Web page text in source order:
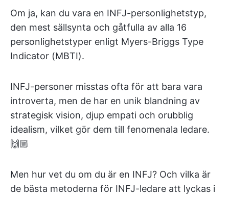
Om ja, kan du vara en INFJ-personlighetstyp,
den mest sällsynta och gåtfulla av alla 16
personlighetstyper enligt Myers-Briggs Type
Indicator (MBTI).
INFJ-personer misstas ofta för att bara vara
introverta, men de har en unik blandning av
strategisk vision, djup empati och orubblig
idealism, vilket gör dem till fenomenala ledare.
🙌🏼
Men hur vet du om du är en INFJ? Och vilka är
de bästa metoderna för INFJ-ledare att lyckas i